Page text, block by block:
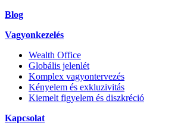
Blog
Vagyonkezelés
Wealth Office
Globális jelenlét
Komplex vagyontervezés
Kényelem és exkluzivitás
Kiemelt figyelem és diszkréció
Kapcsolat